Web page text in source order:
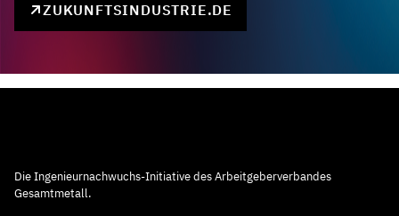
ZUKUNFTSINDUSTRIE.DE
Die Ingenieurnachwuchs-Initiative des Arbeitgeberverbandes
Gesamtmetall.